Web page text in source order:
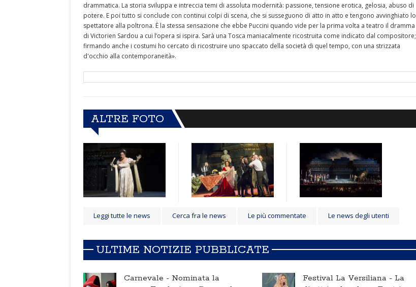
drammatica. La storia sviluppa e intreccia temi di assoluta modernità: passione, tensione erotica, gelosia, abuso di
potere. E poi tutto si conclude con continui colpi di scena, che si susseguono di atto in atto e tengono avvinghiato lo
spettatore alla poltrona. È la stessa sensazione che ebbe Puccini quando vide per la prima volta a teatro il dramma
di Victorien Sardou a cui l’opera si ispira. Sarà una Tosca maniacalmente ricostruita come indicato dal compositore;
firmando anche i costumi ho cercato di ricostruire uno spaccato della società di quel tempo, con una strizzata
d'occhio alla contemporaneità».
ALTRE FOTO
Leggi tutte le news Cerca fra le news Le più commentate Le news degli utenti
ULTIME NOTIZIE PUBBLICATE
Carnevale - Nominata la
Festival La Versiliana - La